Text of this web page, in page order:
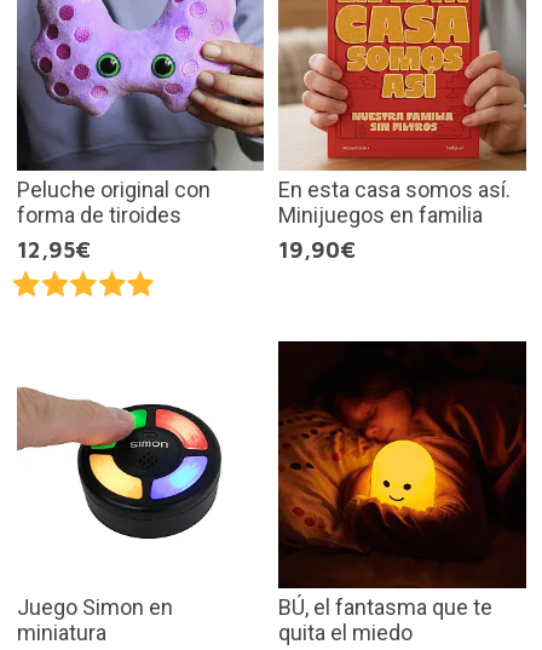
Peluche original con
forma de tiroides
12,95€
En esta casa somos así.
Minijuegos en familia
19,90€
Juego Simon en
miniatura
BÚ, el fantasma que te
quita el miedo